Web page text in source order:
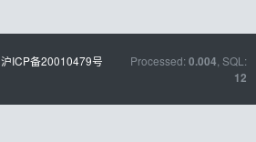
沪ICP备20010479号 Processed: 0.004 , SQL:
12